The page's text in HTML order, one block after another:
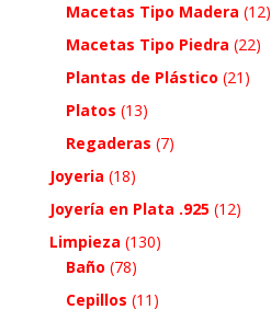
Macetas Tipo Madera (12)
Macetas Tipo Piedra (22)
Plantas de Plástico (21)
Platos (13)
Regaderas (7)
Joyeria (18)
Joyería en Plata .925 (12)
Limpieza (130)
Baño (78)
Cepillos (11)